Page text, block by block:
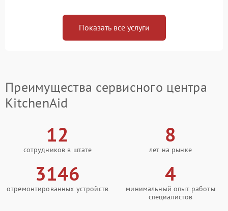
Показать все услуги
Преимущества сервисного центра
KitchenAid
12
сотрудников в штате
8
лет на рынке
3146
отремонтированных устройств
4
минимальный опыт работы
специалистов